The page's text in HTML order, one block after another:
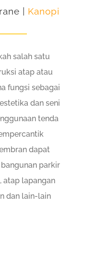
| Kanopi
salah satu
atap atau
fungsi sebagai
dan seni
tenda
dapat
parkir
lapangan
dan lain-lain